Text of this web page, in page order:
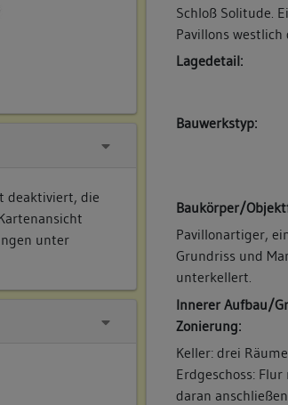
deaktiviert, die
unter
Schloß Solitude.
Pavillons westlich
Lagedetail:
Bauwerkstyp:
Baukörper/
Pavillonartiger,
Grundriss und
unterkellert.
Innerer Aufbau/
Zonierung:
Keller: drei
Erdgeschoss:
daran